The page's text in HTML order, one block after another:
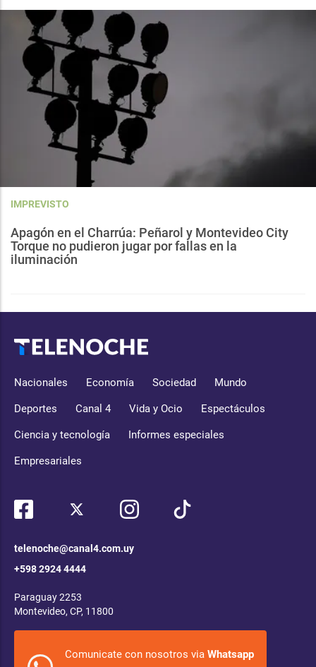
IMPREVISTO
Apagón en el Charrúa: Peñarol y Montevideo City
Torque no pudieron jugar por fallas en la
iluminación
Nacionales Economía Sociedad Mundo
Deportes Canal 4 Vida y Ocio Espectáculos
Ciencia y tecnología Informes especiales
Empresariales
telenoche@canal4.com.uy
+598 2924 4444
Paraguay 2253
Montevideo, CP, 11800
Comunicate con nosotros via Whatsapp